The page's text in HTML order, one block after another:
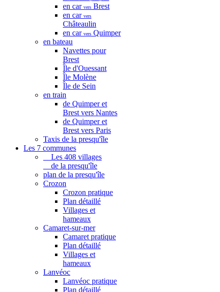
en car vers Brest
en car vers
Châteaulin
en car vers Quimper
en bateau
Navettes pour
Brest
Île d'Ouessant
Île Molène
Île de Sein
en train
de Quimper et
Brest vers Nantes
de Quimper et
Brest vers Paris
Taxis de la presqu'île
Les 7 communes
Les 408 villages
de la presqu'île
plan de la presqu'île
Crozon
Crozon pratique
Plan détaillé
Villages et
hameaux
Camaret-sur-mer
Camaret pratique
Plan détaillé
Villages et
hameaux
Lanvéoc
Lanvéoc pratique
Plan détaillé